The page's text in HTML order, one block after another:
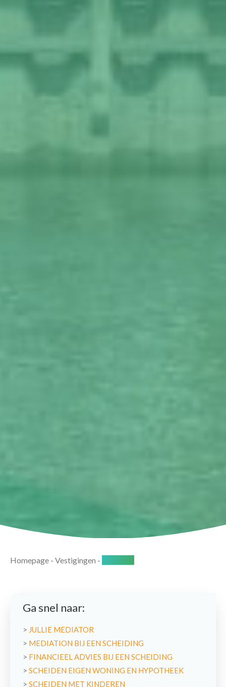
Homepage - Vestigingen -
Ga snel naar:
> JULLIE MEDIATOR
> MEDIATION BIJ EEN SCHEIDING
> FINANCIEEL ADVIES BIJ EEN SCHEIDING
> SCHEIDEN EIGEN WONING EN HYPOTHEEK
> SCHEIDEN MET KINDEREN